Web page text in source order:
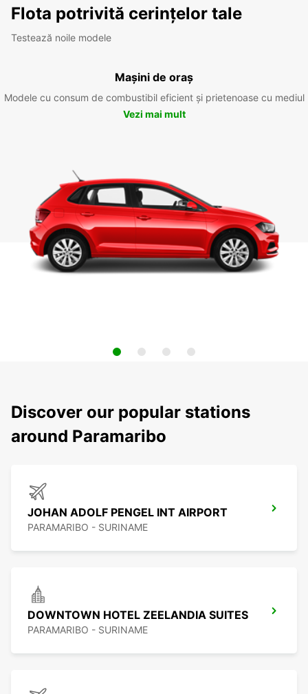
Flota potrivită cerințelor tale
Testează noile modele
Mașini de oraș
Modele cu consum de combustibil eficient și prietenoase cu mediul
Vezi mai mult
Discover our popular stations
around Paramaribo
JOHAN ADOLF PENGEL INT AIRPORT
PARAMARIBO - SURINAME
DOWNTOWN HOTEL ZEELANDIA SUITES
PARAMARIBO - SURINAME